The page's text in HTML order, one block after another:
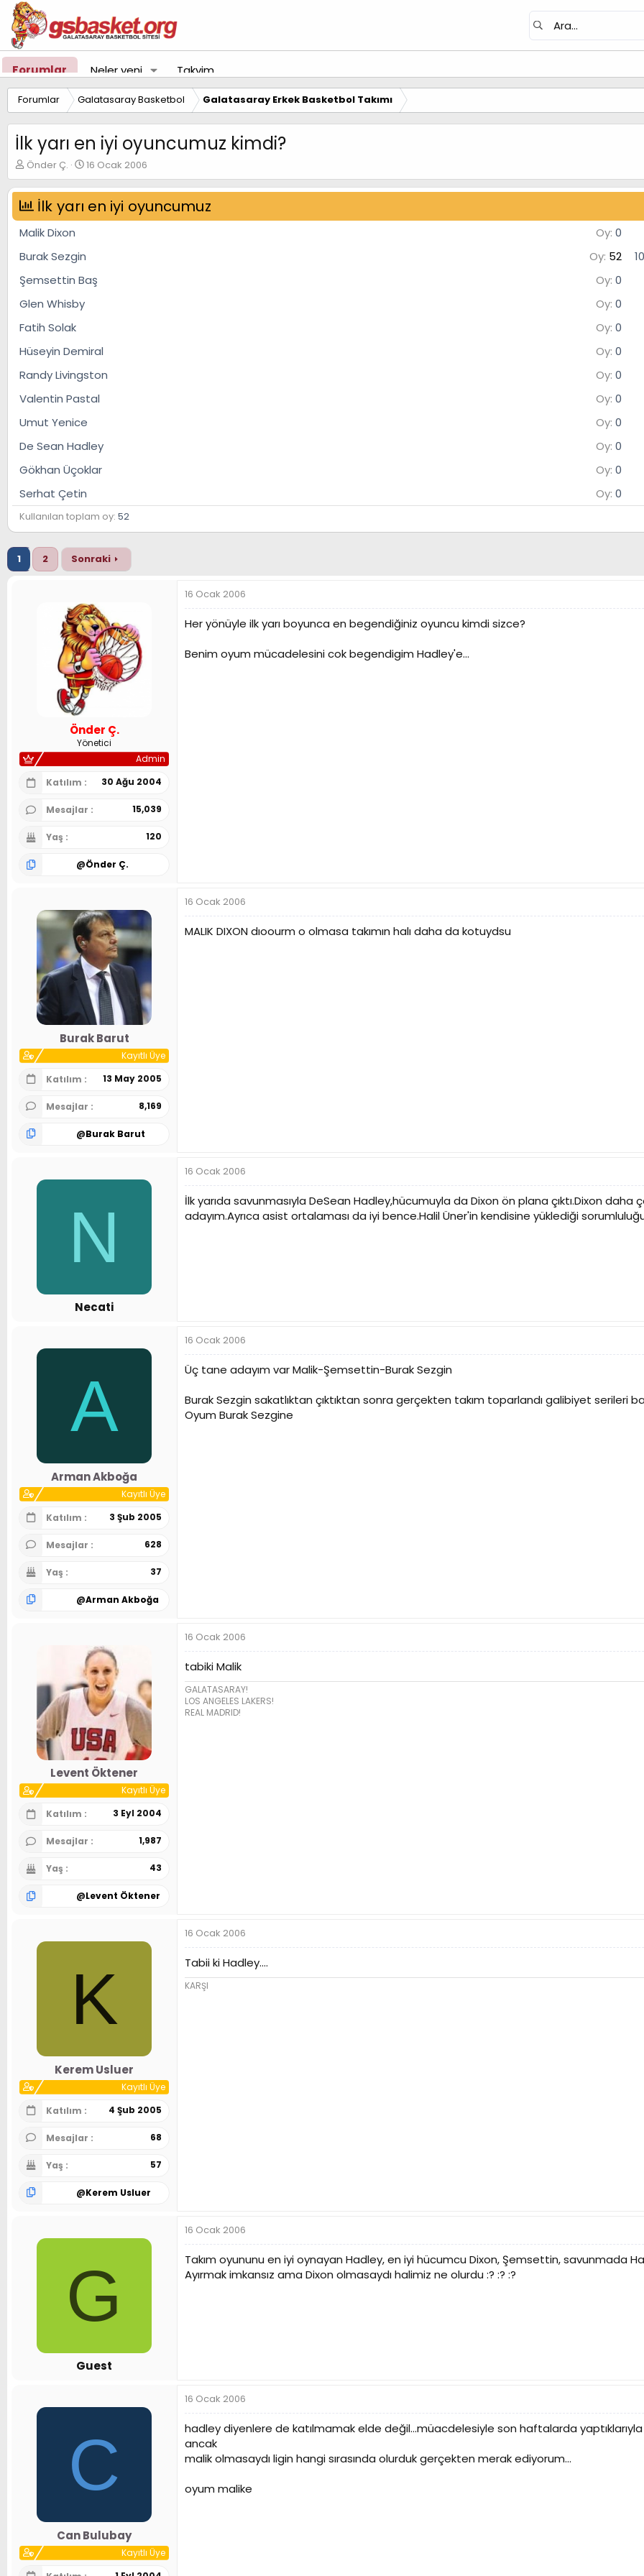
Forumlar Neler yeni Takvim
Forumlar Galatasaray Basketbol Galatasaray Erkek Basketbol Takımı
İlk yarı en iyi oyuncumuz kimdi?
K
o
n
u
y
u
a
l
t
n
Önder Ç.
B
a
ş
a
t
16 Ocak 2006
İlk yarı en iyi oyuncumuz
Malik Dixon Oy: 0
Burak Sezgin
Oy: 52
Şemsettin Baş
Oy: 0
Glen Whisby
Oy: 0
Fatih Solak
Oy: 0
Hüseyin Demiral
Oy: 0
Randy Livingston
Oy: 0
Valentin Pastal
Oy: 0
Umut Yenice
Oy: 0
De Sean Hadley
Oy: 0
Gökhan Üçoklar
Oy: 0
Serhat Çetin
Oy: 0
Kullanılan toplam oy 52
1 2 Sonraki
Önder Ç.
Yönetici
Admin
Katılım
30 Ağu 2004
Mesajlar 15,039
Yaş 120
@Önder Ç.
16 Ocak 2006
Her yönüyle ilk yarı boyunca en begendiğiniz oyuncu kimdi sizce?
Benim oyum mücadelesini cok begendigim Hadley'e...
Burak Barut
Kayıtlı Üye
Katılım
13 May 2005
Mesajlar 8,169
@Burak Barut
16 Ocak 2006
MALIK DIXON dıoourm o olmasa takımın halı daha da kotuydsu
N
Necati
16 Ocak 2006
İlk yarıda savunmasıyla DeSean Hadley,hücumuyla da Dixon ön plana çıktı.Dixon
adayım.Ayrıca asist ortalaması da iyi bence.Halil Üner'in kendisine yüklediği
A
Arman Akboğa
Kayıtlı Üye
Katılım
3 Şub 2005
Mesajlar 628
Yaş 37
@Arman Akboğa
16 Ocak 2006
Üç tane adayım var Malik-Şemsettin-Burak Sezgin
Burak Sezgin sakatlıktan çıktıktan sonra gerçekten takım toparlandı galibiyet serileri
Oyum Burak Sezgine
Levent Öktener
Kayıtlı Üye
Katılım
3 Eyl 2004
Mesajlar 1,987
Yaş 43
@Levent Öktener
16 Ocak 2006
tabiki Malik
GALATASARAY!
LOS ANGELES LAKERS!
REAL MADRID!
K
Kerem Usluer
Kayıtlı Üye
Katılım
4 Şub 2005
Mesajlar 68
Yaş 57
@Kerem Usluer
16 Ocak 2006
Tabii ki Hadley....
KARŞI
G
Guest
16 Ocak 2006
Takım oyununu en iyi oynayan Hadley, en iyi hücumcu Dixon, Şemsettin, savunmada
Ayırmak imkansız ama Dixon olmasaydı halimiz ne olurdu :? :? :?
C
Can Bulubay
Kayıtlı Üye
16 Ocak 2006
hadley diyenlere de katılmamak elde değil...müacdelesiyle son haftalarda
ancak
malik olmasaydı ligin hangi sırasında olurduk gerçekten merak ediyorum...
oyum malike